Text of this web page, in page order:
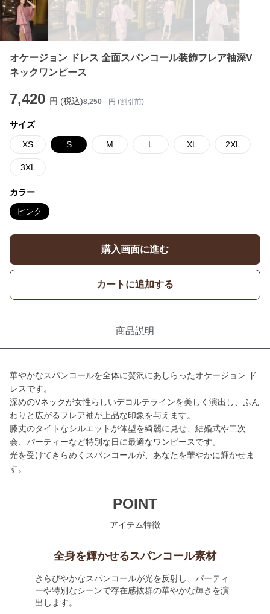
オケージョン ドレス 全面スパンコール装飾フレア袖深V
ネックワンピース
7,420 円 (税込)8,250 円 (割引前)
サイズ
XS S M L XL 2XL
3XL
カラー
ピンク
購入画面に進む
カートに追加する
商品説明
華やかなスパンコールを全体に贅沢にあしらったオケージョン ド
レスです。
深めのVネックが女性らしいデコルテラインを美しく演出し、ふん
わりと広がるフレア袖が上品な印象を与えます。
膝丈のタイトなシルエットが体型を綺麗に見せ、結婚式や二次
会、パーティーなど特別な日に最適なワンピースです。
光を受けてきらめくスパンコールが、あなたを華やかに輝かせま
す。
POINT
アイテム特徴
全身を輝かせるスパンコール素材
きらびやかなスパンコールが光を反射し、パーティ
ーや特別なシーンで存在感抜群の華やかな輝きを演
出します。